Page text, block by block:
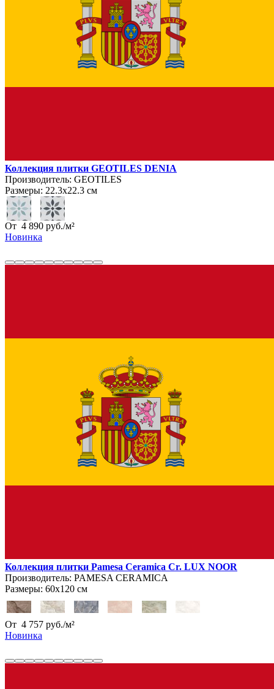
Коллекция плитки GEOTILES DENIA
Производитель: GEOTILES
Размеры: 22.3х22.3 см
От 4 890 руб./м²
Новинка
Коллекция плитки Pamesa Ceramica Cr. LUX NOOR
Производитель: PAMESA CERAMICA
Размеры: 60х120 см
От 4 757 руб./м²
Новинка